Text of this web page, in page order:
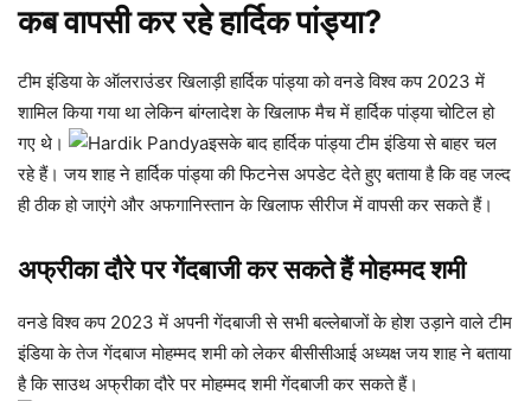
कब वापसी कर रहे हार्दिक पांड्या?
टीम इंडिया के ऑलराउंडर खिलाड़ी हार्दिक पांड्या को वनडे विश्व कप 2023 में
शामिल किया गया था लेकिन बांग्लादेश के खिलाफ मैच में हार्दिक पांड्या चोटिल हो
गए थे।
इसके बाद हार्दिक पांड्या टीम इंडिया से बाहर चल
रहे हैं। जय शाह ने हार्दिक पांड्या की फिटनेस अपडेट देते हुए बताया है कि वह जल्द
ही ठीक हो जाएंगे और अफगानिस्तान के खिलाफ सीरीज में वापसी कर सकते हैं।
अफ्रीका दौरे पर गेंदबाजी कर सकते हैं मोहम्मद शमी
वनडे विश्व कप 2023 में अपनी गेंदबाजी से सभी बल्लेबाजों के होश उड़ाने वाले टीम
इंडिया के तेज गेंदबाज मोहम्मद शमी को लेकर बीसीसीआई अध्यक्ष जय शाह ने बताया
है कि साउथ अफ्रीका दौरे पर मोहम्मद शमी गेंदबाजी कर सकते हैं।